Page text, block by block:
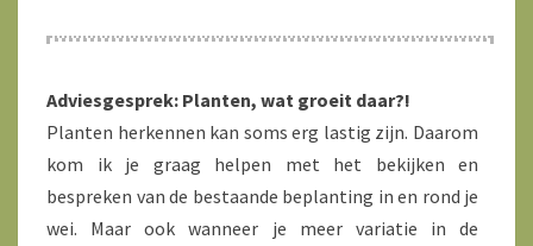
Adviesgesprek: Planten, wat groeit daar?!
Planten herkennen kan soms erg lastig zijn. Daarom
kom ik je graag helpen met het bekijken en
bespreken van de bestaande beplanting in en rond je
wei. Maar ook wanneer je meer variatie in de